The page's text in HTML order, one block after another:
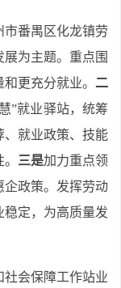
市番禺区化龙镇劳
展为主题。重点围
更充分就业。 二
”就业驿站，统筹
、就业政策、技能
三是加力重点领
政策。发挥劳动
定，为高质量发
会保障工作站业